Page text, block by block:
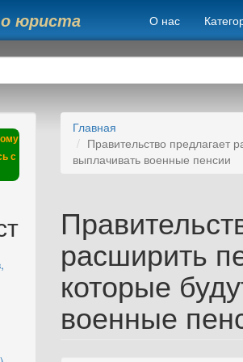
юриста О нас
с
Главная
Правительство предлагает
выплачивать военные пенсии
расширить
которые
военные